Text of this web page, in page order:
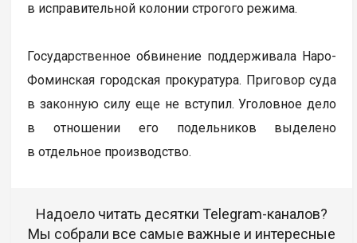
в исправительной колонии строгого режима.
Государственное обвинение поддерживала Наро-
Фоминская городская прокуратура. Приговор суда
в законную силу еще не вступил. Уголовное дело
в отношении его подельников выделено
в отдельное производство.
Надоело читать десятки Telegram-каналов?
Мы собрали все самые важные и интересные